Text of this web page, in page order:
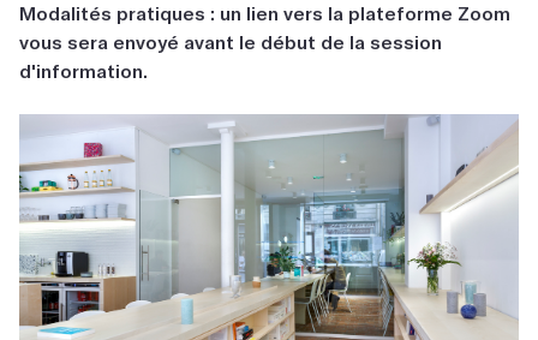
Modalités pratiques : un lien vers la plateforme Zoom
vous sera envoyé avant le début de la session
d'information.